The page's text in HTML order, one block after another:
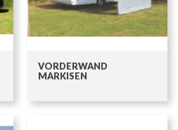
VORDERWAND
MARKISEN